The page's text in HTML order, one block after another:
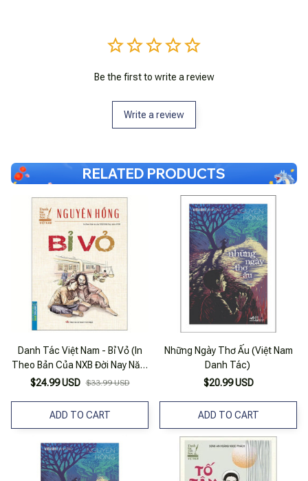
Be the first to write a review
Write a review
RELATED PRODUCTS
Danh Tác Việt Nam - Bỉ Vỏ (In
Theo Bản Của NXB Đời Nay Năm
1938)
$24.99 USD $33.99 USD
ADD TO CART
Những Ngày Thơ Ấu (Việt Nam
Danh Tác)
$20.99 USD
ADD TO CART